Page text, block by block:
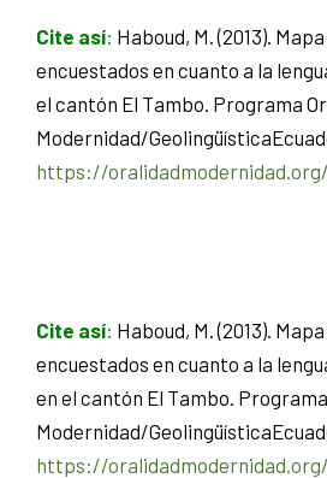
Cite así: Haboud, M. (2013).
encuestados en cuanto a la
el cantón El Tambo. Programa
Modernidad/
https://
Cite así: Haboud, M. (2013).
encuestados en cuanto a la
en el cantón El Tambo.
Modernidad/
https://